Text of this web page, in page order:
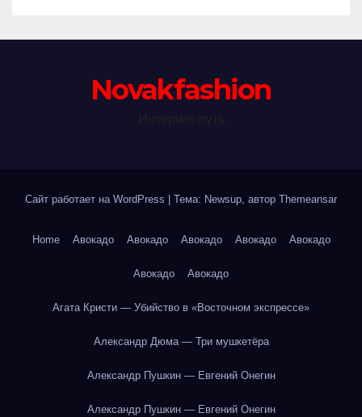
Novakfashion
Сайт работает на WordPress Тема: Newsup, автор Themeansar
Home Авокадо Авокадо Авокадо Авокадо Авокадо
Авокадо Авокадо
Агата Кристи — Убийство в «Восточном экспрессе»
Александр Дюма — Три мушкетёра
Александр Пушкин — Евгений Онегин
Александр Пушкин — Евгений Онегин